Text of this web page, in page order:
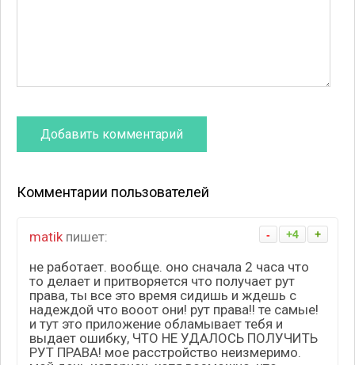
Комментарии пользователей
- +4 +
matik пишет:
не работает. вообще. оно сначала 2 часа что
то делает и притворяется что получает рут
права, ты все это время сидишь и ждешь с
надеждой что вооот они! рут права!! те самые!
и тут это приложение обламывает тебя и
выдает ошибку, ЧТО НЕ УДАЛОСЬ ПОЛУЧИТЬ
РУТ ПРАВА! мое расстройство неизмеримо.